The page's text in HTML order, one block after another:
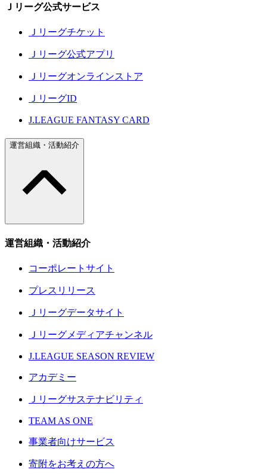
Ｊリーグ公式サービス
Ｊリーグチケット
Ｊリーグ公式アプリ
Ｊリーグオンラインストア
ＪリーグID
J.LEAGUE FANTASY CARD
運営組織・活動紹介
運営組織・活動紹介
コーポレートサイト
プレスリリース
Ｊリーグデータサイト
Ｊリーグメディアチャンネル
J.LEAGUE SEASON REVIEW
アカデミー
Ｊリーグサステナビリティ
TEAM AS ONE
事業者向けサービス
寄附をお考えの方へ